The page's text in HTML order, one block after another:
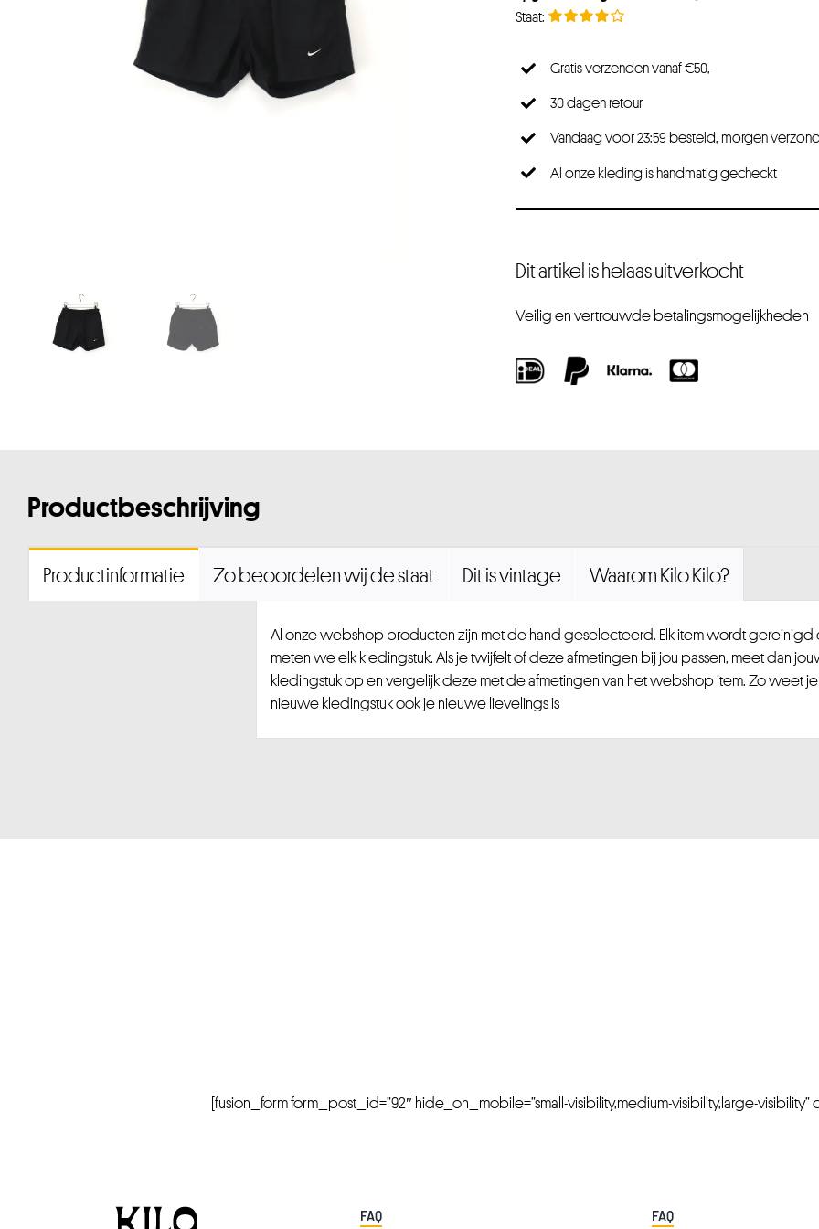
Gratis verzenden vanaf €50,-
30 dagen retour
Vandaag voor 23:59 besteld, morgen
Al onze kleding is handmatig gecheckt
Dit artikel is helaas uitverkocht
Veilig en vertrouwde betalingsmogelijkheden
Productbeschrijving
Productinformatie Zo beoordelen wij de staat Dit is vintage Waarom Kilo Kilo?
Al onze webshop producten zijn met de hand geselecteerd. Elk item wordt gereinigd
meten we elk kledingstuk. Als je twijfelt of deze afmetingen bij jou passen, meet dan
kledingstuk op en vergelijk deze met de afmetingen van het webshop item. Zo weet
nieuwe kledingstuk ook je nieuwe lievelings is
[fusion_form form_post_id=”92″ hide_on_mobile=”small-visibility,medium-visibility,large-visibility”
FAQ FAQ